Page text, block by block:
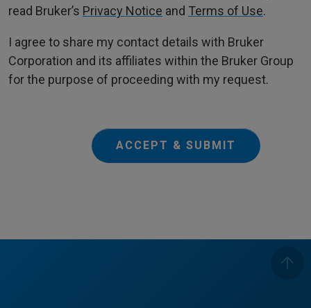
read Bruker’s Privacy Notice and Terms of Use.
I agree to share my contact details with Bruker
Corporation and its affiliates within the Bruker Group
for the purpose of proceeding with my request.
ACCEPT & SUBMIT